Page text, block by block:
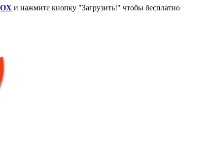
и нажмите кнопку "Загрузить!" чтобы бесплатно